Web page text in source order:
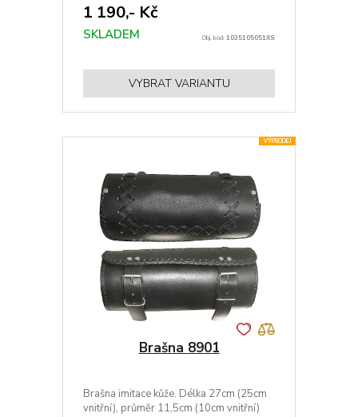
1 190,- Kč
SKLADEM Obj. kód:1035105051XS
VYBRAT VARIANTU
VÝPRODEJ
Brašna 8901
Brašna imitace kůže. Délka 27cm (25cm
vnitřní), průměr 11,5cm (10cm vnitřní)